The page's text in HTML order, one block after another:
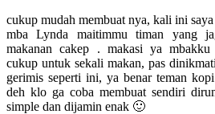
cukup mudah membuat nya, kali ini
mba Lynda maitimmu timan yang
makanan cakep . makasi ya mbakku
cukup untuk sekali makan, pas
gerimis seperti ini, ya benar teman
deh klo ga coba membuat sendiri
simple dan dijamin enak 🙂